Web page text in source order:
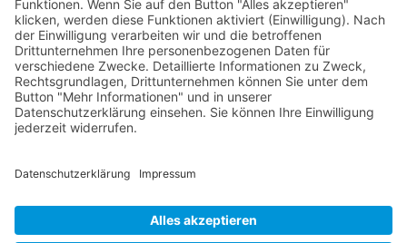
×
Fehler
August 2026
Mo Di Mi Do Fr Sa
So
3127 28 29 30 31 1
2
3310 11 12
26 27 28